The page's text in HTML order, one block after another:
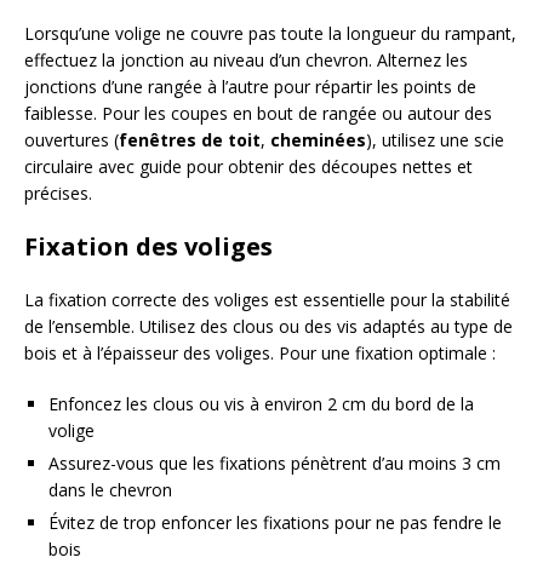
Lorsqu’une volige ne couvre pas toute la longueur du rampant,
effectuez la jonction au niveau d’un chevron. Alternez les
jonctions d’une rangée à l’autre pour répartir les points de
faiblesse. Pour les coupes en bout de rangée ou autour des
ouvertures (fenêtres de toit, cheminées), utilisez une scie
circulaire avec guide pour obtenir des découpes nettes et
précises.
Fixation des voliges
La fixation correcte des voliges est essentielle pour la stabilité
de l’ensemble. Utilisez des clous ou des vis adaptés au type de
bois et à l’épaisseur des voliges. Pour une fixation optimale :
Enfoncez les clous ou vis à environ 2 cm du bord de la
volige
Assurez-vous que les fixations pénètrent d’au moins 3 cm
dans le chevron
Évitez de trop enfoncer les fixations pour ne pas fendre le
bois